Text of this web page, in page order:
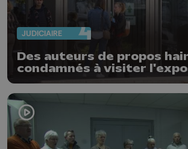
JUDICIAIRE
Des auteurs de propos
condamnés à visiter
"Plus jamais ça"